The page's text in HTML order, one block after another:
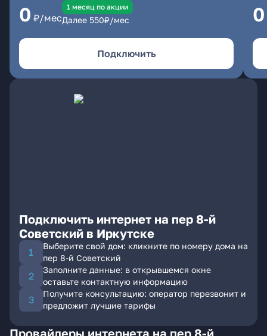
0 ₽/мес
1 месяц по акции
Далее 550₽/мес
Подключить
0
Подключить интернет на пер 8-й
Советский в Иркутске
Выберите свой дом: кликните по номеру дома на
пер 8-й Советский
Заполните данные: в открывшемся окне
оставьте контактную информацию
Получите консультацию: оператор перезвонит и
предложит лучшие тарифы
Провайдеры интернета на пер 8-й